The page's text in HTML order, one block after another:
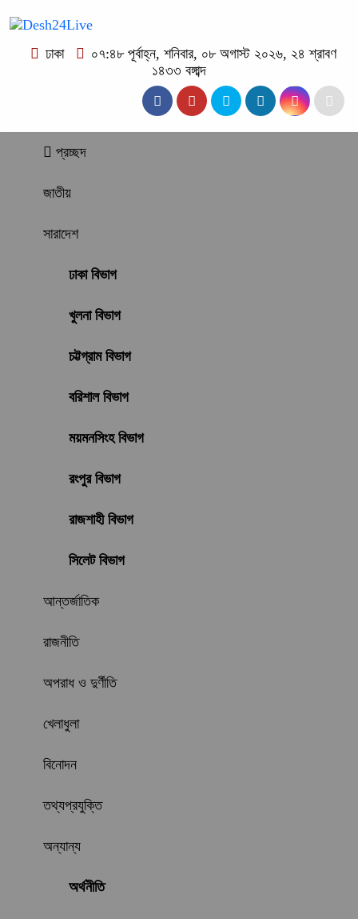
ঢাকা
০৭:৪৮ পূর্বাহ্ন, শনিবার, ০৮ অগাস্ট ২০২৬, ২৪ শ্রাবণ
১৪৩৩ বঙ্গাব্দ
প্রচ্ছদ
জাতীয়
সারাদেশ
ঢাকা বিভাগ
খুলনা বিভাগ
চট্টগ্রাম বিভাগ
বরিশাল বিভাগ
ময়মনসিংহ বিভাগ
রংপুর বিভাগ
রাজশাহী বিভাগ
সিলেট বিভাগ
আন্তর্জাতিক
রাজনীতি
অপরাধ ও দুর্ণীতি
খেলাধুলা
বিনোদন
তথ্যপ্রযুক্তি
অন্যান্য
অর্থনীতি